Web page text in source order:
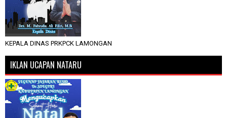
KEPALA DINAS PRKPCK LAMONGAN
IKLAN UCAPAN NATARU